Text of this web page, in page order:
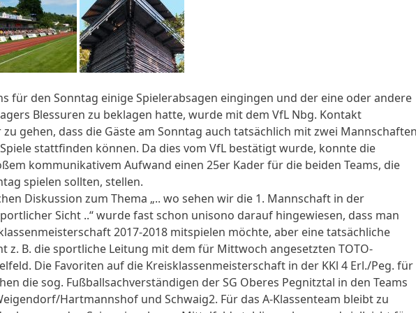
für den Sonntag einige Spielerabsagen eingingen und der eine oder andere
Blessuren zu beklagen hatte, wurde mit dem VfL Nbg. Kontakt
gehen, dass die Gäste am Sonntag auch tatsächlich mit zwei
stattfinden können. Da dies vom VfL bestätigt wurde, konnte die
kommunikativem Aufwand einen 25er Kader für die beiden Teams, die
spielen sollten, stellen.
Diskussion zum Thema „.. wo sehen wir die 1. Mannschaft in der
Sicht ..“ wurde fast schon unisono darauf hingewiesen, dass man
2017-2018 mitspielen möchte, aber eine tatsächliche
z. B. die sportliche Leitung mit dem für Mittwoch angesetzten TOTO-
Die Favoriten auf die Kreisklassenmeisterschaft in der KKl 4 Erl./Peg. für
die sog. Fußballsachverständigen der SG Oberes Pegnitztal in den Teams
Hartmannshof und Schwaig2. Für das A-Klassenteam bleibt zu